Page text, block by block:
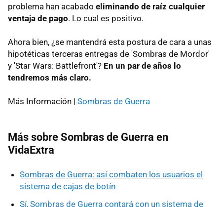
problema han acabado eliminando de raíz cualquier
ventaja de pago. Lo cual es positivo.
Ahora bien, ¿se mantendrá esta postura de cara a unas
hipotéticas terceras entregas de 'Sombras de Mordor'
y 'Star Wars: Battlefront'? En un par de años lo
tendremos más claro.
Más Información | Sombras de Guerra
Más sobre Sombras de Guerra en
VidaExtra
Sombras de Guerra: así combaten los usuarios el
sistema de cajas de botín
Sí, Sombras de Guerra contará con un sistema de